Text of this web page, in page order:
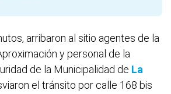
arribaron al sitio agentes de la
y personal de la
de la Municipalidad de La
el tránsito por calle 168 bis